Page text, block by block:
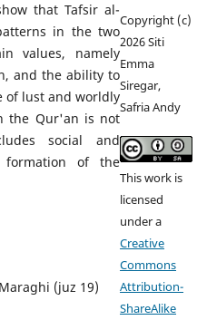
that Tafsir al-
in the two
values, namely
and the ability to
of lust and worldly
the Qur'an is not
social and
formation of the
(juz 19)
Copyright (c)
2026 Siti
Emma
Siregar,
Safria Andy
This work is
licensed
under a
Creative
Commons
Attribution-
ShareAlike